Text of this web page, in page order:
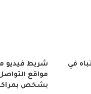
في
شريط فيديو
مواقع
بشخص